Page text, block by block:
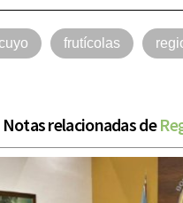
cuyo frutícolas
Notas relacionadas de